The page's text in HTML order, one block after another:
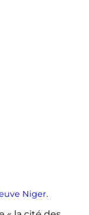
Niger.